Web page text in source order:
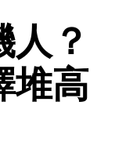
？
堆高